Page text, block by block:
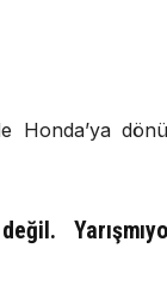
Honda’ya